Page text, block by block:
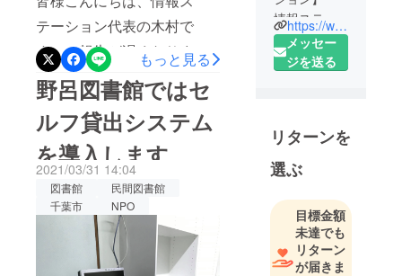
テーション代表の木村で
す。ご報告が遅くなりまし
たが、4/3に無事に図書館
オープンいたしました。床
に人工芝を張り、本棚に本
が入ったことによって、一
気に図書館っぽくなったよ
うな気がします。オープン
当日は、天気もよく、近隣
の方々が多く遊びに来てく
もっと見る
野呂図書館ではセ
ルフ貸出システム
を導入します
2021/03/31 14:04
図書館
民間図書館
千葉市
NPO
情報ステー
ションは、
まちづくり
づくりの同
義語として
地域活性と
いう言葉も
使っていま
すが、
私たちは日
https://www.infosta.org/
メッセー
ジを送る
リターンを
選ぶ
目標金額
未達でも
リターン
が届きま